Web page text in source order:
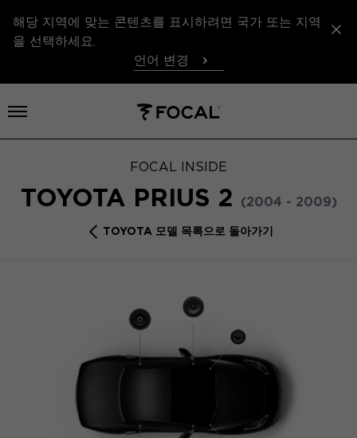
해당 지역에 맞는 콘텐츠를 표시하려면 국가 또는 지역
을 선택하세요.
언어 변경
메뉴 열기
FOCAL INSIDE
TOYOTA PRIUS 2 (2004 - 2009)
TOYOTA 모델 목록으로 돌아가기